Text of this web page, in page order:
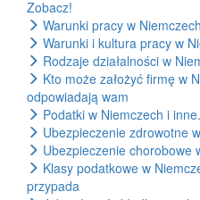
Zobacz!
Warunki pracy w
Warunki i kultura pracy w
Rodzaje działalności w
Kto może założyć firmę w
odpowiadają wam
Podatki w Niemczech i
Ubezpieczenie zdrowotne
Ubezpieczenie chorobowe
Klasy podatkowe w
przypada